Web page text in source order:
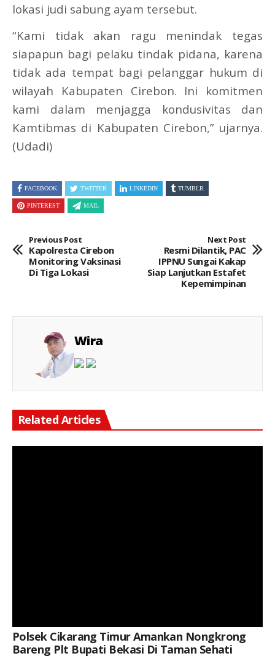
lokasi judi sabung ayam tersebut.
“Kami tidak akan ragu menindak tegas
siapapun bagi pelaku tindak pidana, karena
tidak ada tempat bagi pelanggar hukum di
wilayah Kabupaten Cirebon. Ini komitmen
kami dalam menjagga kondusivitas dan
Kamtibmas di Kabupaten Cirebon,” ujarnya.
(Udadi)
FACEBOOK TWITTER LINKEDIN TUMBLR
PINTEREST MAIL
Previous Post
Kapolresta Cirebon
Monitoring Vaksinasi
Di Tiga Lokasi
Next Post
Resmi Dilantik, PAC
IPPNU Sungai Kakap
Siap Lanjutkan Estafet
Kepemimpinan
Wira
Related Articles
Keterangan Gambar: Personel Polsek Cikarang Timur mengamankan kegiatan Nongkrong Bareng Plt. Bupati Bekasi di Taman Sehati, Desa Sertajaya, Kecamatan Cikarang Timur, Kabupaten Bekasi, Sabtu (8/8/2026).
Polsek Cikarang Timur Amankan Nongkrong
Bareng Plt Bupati Bekasi Di Taman Sehati